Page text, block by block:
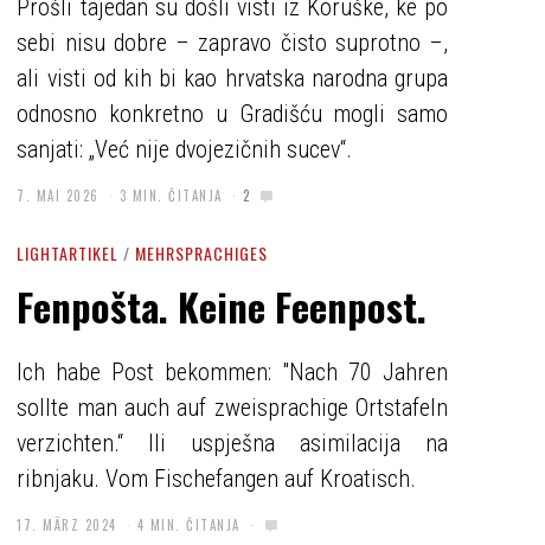
Prošli tajedan su došli visti iz Koruške, ke po
sebi nisu dobre – zapravo čisto suprotno –,
ali visti od kih bi kao hrvatska narodna grupa
odnosno konkretno u Gradišću mogli samo
sanjati: „Već nije dvojezičnih sucev“.
7. MAI 2026 3 MIN. ČITANJA 2
LIGHTARTIKEL / MEHRSPRACHIGES
Fenpošta. Keine Feenpost.
Ich habe Post bekommen: "Nach 70 Jahren
sollte man auch auf zweisprachige Ortstafeln
verzichten.“ Ili uspješna asimilacija na
ribnjaku. Vom Fischefangen auf Kroatisch.
17. MÄRZ 2024 4 MIN. ČITANJA